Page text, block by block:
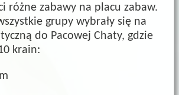
różne zabawy na placu zabaw.
grupy wybrały się na
do Pacowej Chaty, gdzie
krain: